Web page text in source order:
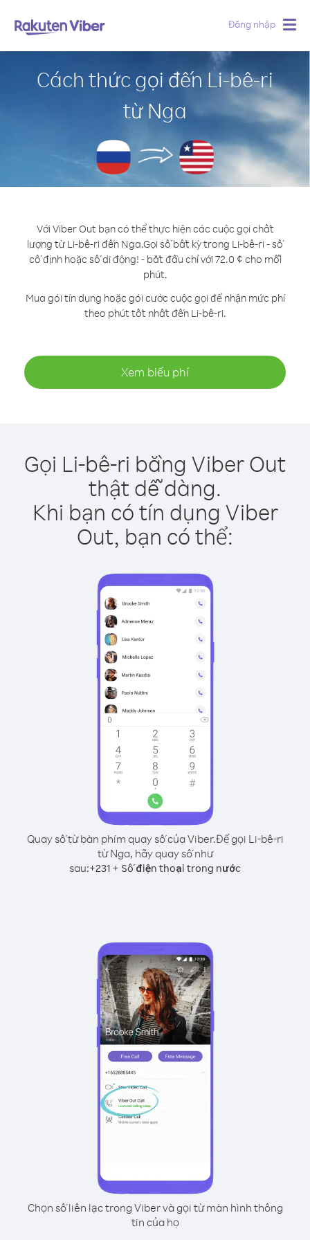
Đăng nhập
Cách thức gọi đến Li-bê-ri
từ Nga
Với Viber Out bạn có thể thực hiện các cuộc gọi chất
lượng từ Li-bê-ri đến Nga.Gọi số bất kỳ trong Li-bê-ri - số
cố định hoặc số di động! - bắt đầu chỉ với 72.0 ¢ cho mỗi
phút.
Mua gói tín dụng hoặc gói cước cuộc gọi để nhận mức phí
theo phút tốt nhất đến Li-bê-ri.
Xem biểu phí
Gọi Li-bê-ri bằng Viber Out
thật dễ dàng.
Khi bạn có tín dụng Viber
Out, bạn có thể:
Quay số từ bàn phím quay số của Viber.Để gọi Li-bê-ri
từ Nga, hãy quay số như
sau:+231 + Số điện thoại trong nước
Chọn số liên lạc trong Viber và gọi từ màn hình thông
tin của họ